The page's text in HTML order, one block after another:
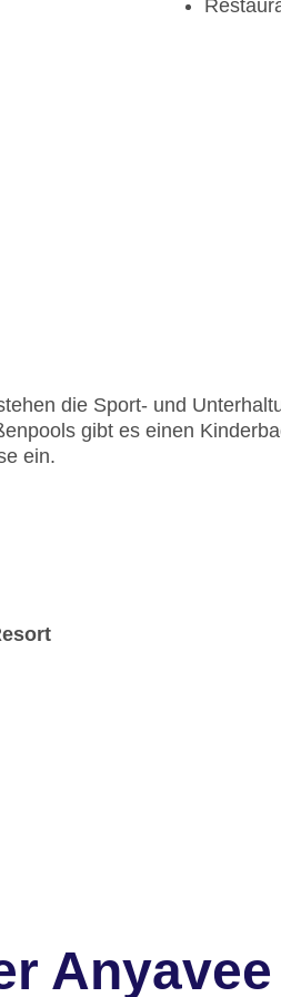
die Sport- und
gibt es einen
ein.